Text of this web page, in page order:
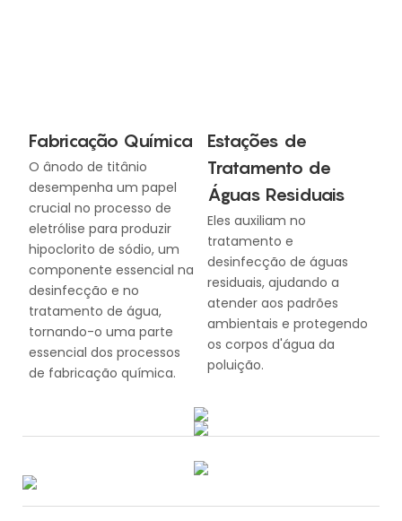
Fabricação Química
O ânodo de titânio
desempenha um papel
crucial no processo de
eletrólise para produzir
hipoclorito de sódio, um
componente essencial na
desinfecção e no
tratamento de água,
tornando-o uma parte
essencial dos processos
de fabricação química.
Estações de
Tratamento de
Águas Residuais
Eles auxiliam no
tratamento e
desinfecção de águas
residuais, ajudando a
atender aos padrões
ambientais e protegendo
os corpos d'água da
poluição.